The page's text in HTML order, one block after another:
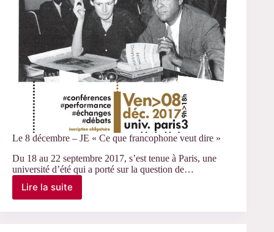
Le 8 décembre – JE « Ce que francophone veut dire »
Du 18 au 22 septembre 2017, s’est tenue à Paris, une
université d’été qui a porté sur la question de…
Lire la suite
Le